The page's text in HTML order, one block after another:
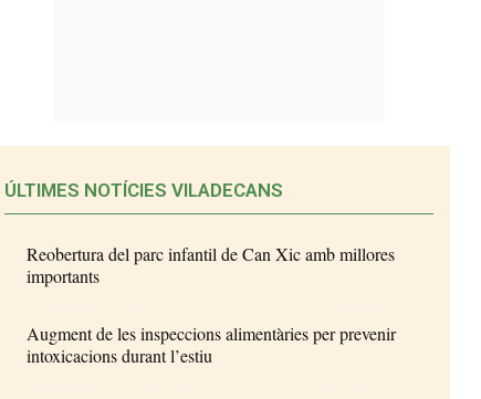
ÚLTIMES NOTÍCIES VILADECANS
Reobertura del parc infantil de Can Xic amb millores
importants
Augment de les inspeccions alimentàries per prevenir
intoxicacions durant l’estiu